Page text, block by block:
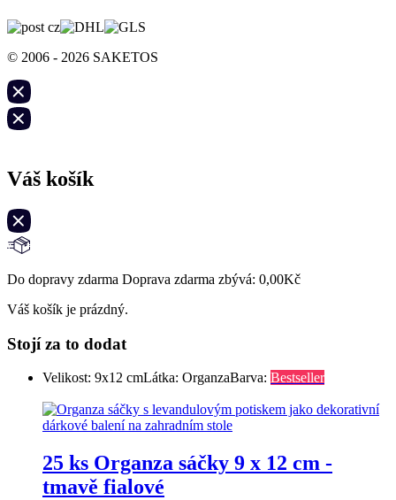
© 2006 - 2026 SAKETOS
Váš košík
Do dopravy zdarma Doprava zdarma zbývá: 0,00Kč
Váš košík je prázdný.
Stojí za to dodat
Velikost: 9x12 cmLátka: OrganzaBarva: Bestseller
25 ks Organza sáčky 9 x 12 cm -
tmavě fialové